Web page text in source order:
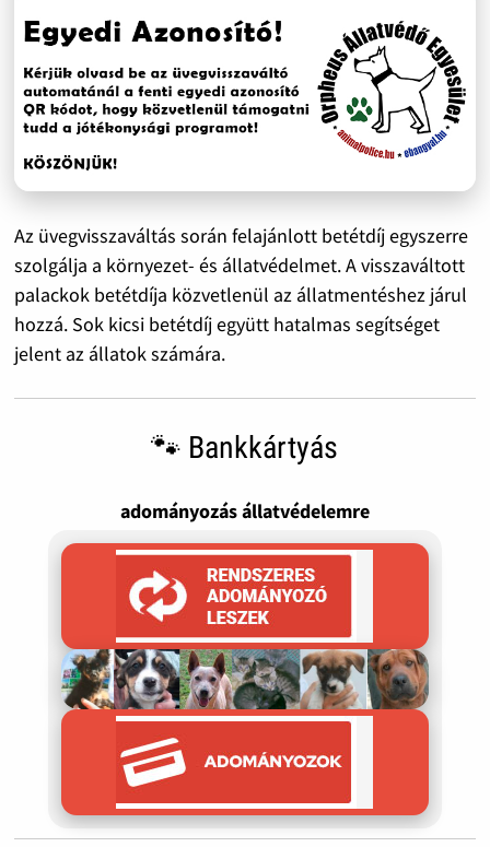
Az üvegvisszaváltás során felajánlott betétdíj egyszerre
szolgálja a környezet- és állatvédelmet. A visszaváltott
palackok betétdíja közvetlenül az állatmentéshez járul
hozzá. Sok kicsi betétdíj együtt hatalmas segítséget
jelent az állatok számára.
🐾 Bankkártyás
adományozás állatvédelemre